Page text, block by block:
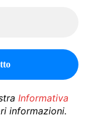
Informativa
informazioni.